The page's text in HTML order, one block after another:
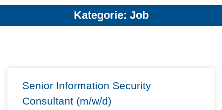
Kategorie: Job
Senior Information Security
Consultant (m/w/d)